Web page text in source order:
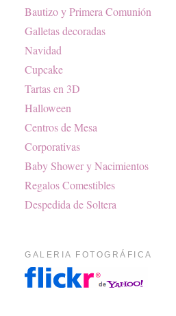
Bautizo y Primera Comunión
Galletas decoradas
Navidad
Cupcake
Tartas en 3D
Halloween
Centros de Mesa
Corporativas
Baby Shower y Nacimientos
Regalos Comestibles
Despedida de Soltera
GALERIA FOTOGRÁFICA